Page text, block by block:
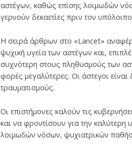
αστέγων, καθώς επίσης λοιμωδών
γερνούν δεκαετίες πριν τον
Η σειρά άρθρων στο «Lancet»
ψυχική υγεία των αστέγων και,
συχνότερη στους πληθυσμούς των
φορές μεγαλύτερες. Οι άστεγοι
τραυματισμούς.
Οι επιστήμονες καλούν τις
και να φροντίσουν για την καλύτερη
λοιμωδών νόσων, ψυχιατρικών